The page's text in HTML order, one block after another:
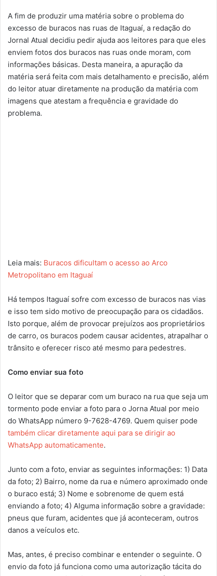
A fim de produzir uma matéria sobre o problema do
excesso de buracos nas ruas de Itaguaí, a redação do
Jornal Atual decidiu pedir ajuda aos leitores para que eles
enviem fotos dos buracos nas ruas onde moram, com
informações básicas. Desta maneira, a apuração da
matéria será feita com mais detalhamento e precisão, além
do leitor atuar diretamente na produção da matéria com
imagens que atestam a frequência e gravidade do
problema.
Leia mais: Buracos dificultam o acesso ao Arco
Metropolitano em Itaguaí
Há tempos Itaguaí sofre com excesso de buracos nas vias
e isso tem sido motivo de preocupação para os cidadãos.
Isto porque, além de provocar prejuízos aos proprietários
de carro, os buracos podem causar acidentes, atrapalhar o
trânsito e oferecer risco até mesmo para pedestres.
Como enviar sua foto
O leitor que se deparar com um buraco na rua que seja um
tormento pode enviar a foto para o Jorna Atual por meio
do WhatsApp número 9-7628-4769. Quem quiser pode
também clicar diretamente aqui para se dirigir ao
WhatsApp automaticamente.
Junto com a foto, enviar as seguintes informações: 1) Data
da foto; 2) Bairro, nome da rua e número aproximado onde
o buraco está; 3) Nome e sobrenome de quem está
enviando a foto; 4) Alguma informação sobre a gravidade:
pneus que furam, acidentes que já aconteceram, outros
danos a veículos etc.
Mas, antes, é preciso combinar e entender o seguinte. O
envio da foto já funciona como uma autorização tácita do